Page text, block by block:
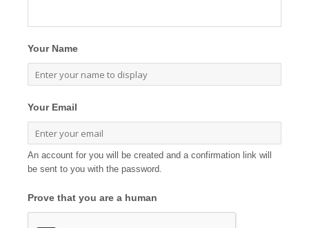
Your Name
Your Email
An account for you will be created and a confirmation link will
be sent to you with the password.
Prove that you are a human